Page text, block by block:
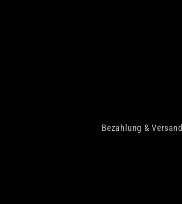
Bezahlung & Versand